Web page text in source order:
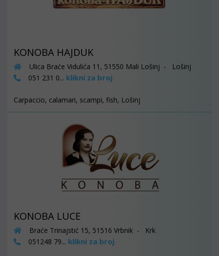
KONOBA HAJDUK
Ulica Braće Vidulića 11, 51550 Mali Lošinj - Lošinj
051 231 0... klikni za broj
Carpaccio, calamari, scampi, fish, Lošinj
KONOBA LUCE
Braće Trinajstić 15, 51516 Vrbnik - Krk
051248 79... klikni za broj